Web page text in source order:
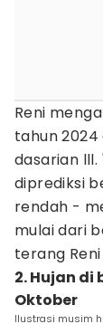
Reni
tahun
dasarian
diprediksi
rendah -
mulai dari
terang
2. Hujan
Oktober
Ilustrasi musim